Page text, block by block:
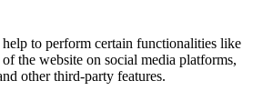
to perform certain functionalities like
the website on social media platforms,
other third-party features.